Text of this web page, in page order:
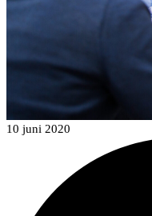
10 juni 2020